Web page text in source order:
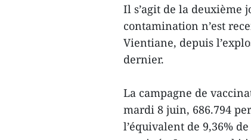
Il s’agit de la deuxième
contamination n’est
Vientiane, depuis
dernier.
La campagne de
mardi 8 juin, 686.794
l’équivalent de 9,36%